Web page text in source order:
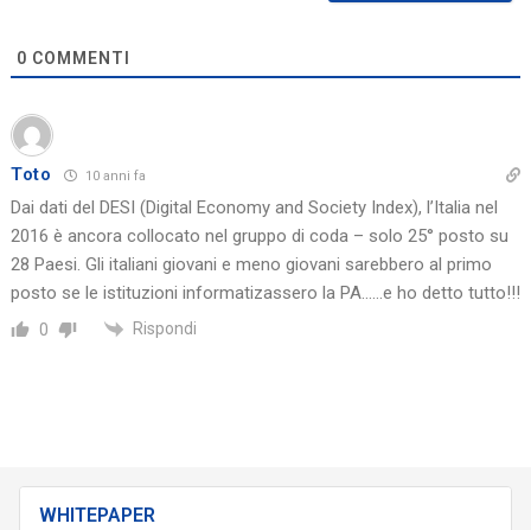
0 COMMENTI
Toto 10 anni fa
Dai dati del DESI (Digital Economy and Society Index), l’Italia nel
2016 è ancora collocato nel gruppo di coda – solo 25° posto su
28 Paesi. Gli italiani giovani e meno giovani sarebbero al primo
posto se le istituzioni informatizassero la PA……e ho detto tutto!!!
0 Rispondi
WHITEPAPER